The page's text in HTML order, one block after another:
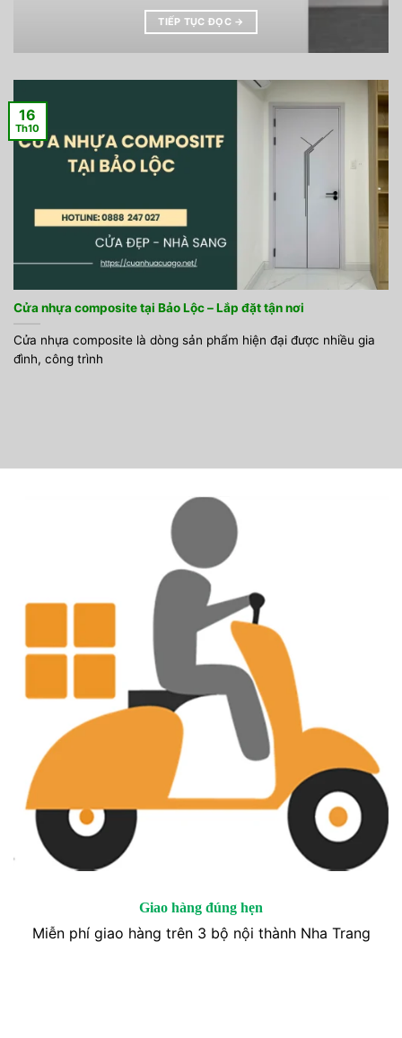
TIẾP TỤC ĐỌC →
Cửa nhựa composite tại Bảo Lộc – Lắp đặt tận nơi
Cửa nhựa composite là dòng sản phẩm hiện đại được nhiều gia
đình, công trình
16
Th10
Giao hàng đúng hẹn
Miễn phí giao hàng trên 3 bộ nội thành Nha Trang